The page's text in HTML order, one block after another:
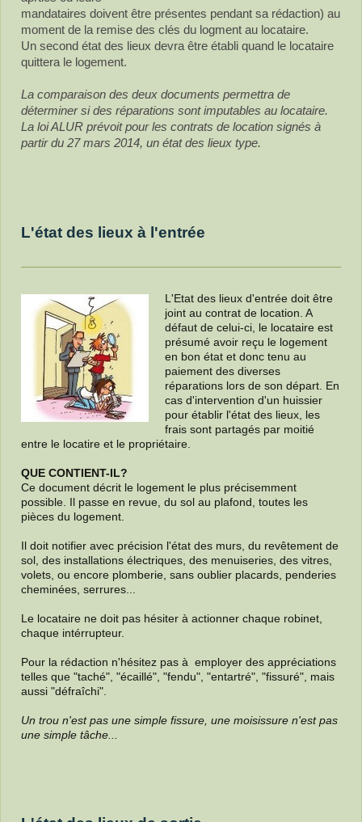
mandataires doivent être présentes pendant sa rédaction) au
moment de la remise des clés du logment au locataire.
Un second état des lieux devra être établi quand le locataire
quittera le logement.
La comparaison des deux documents permettra de
déterminer si des réparations sont imputables au locataire.
La loi ALUR prévoit pour les contrats de location signés à
partir du 27 mars 2014, un état des lieux type.
L'état des lieux à l'entrée
L'Etat des lieux d'entrée doit être
joint au contrat de location. A
défaut de celui-ci, le locataire est
présumé avoir reçu le logement
en bon état et donc tenu au
paiement des diverses
réparations lors de son départ. En
cas d'intervention d'un huissier
pour établir l'état des lieux, les
frais sont partagés par moitié
entre le locatire et le propriétaire.
QUE CONTIENT-IL?
Ce document décrit le logement le plus précisemment
possible. Il passe en revue, du sol au plafond, toutes les
pièces du logement.
Il doit notifier avec précision l'état des murs, du revêtement de
sol, des installations électriques, des menuiseries, des vitres,
volets, ou encore plomberie, sans oublier placards, penderies
cheminées, serrures...
Le locataire ne doit pas hésiter à actionner chaque robinet,
chaque intérrupteur.
Pour la rédaction n'hésitez pas à employer des appréciations
telles que "taché", "écaillé", "fendu", "entartré", "fissuré", mais
aussi "défraîchi".
Un trou n'est pas une simple fissure, une moisissure n'est pas
une simple tâche...